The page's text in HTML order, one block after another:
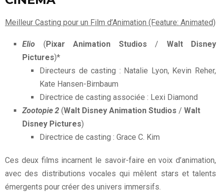
Meilleur Casting pour un Film d’Animation (Feature: Animated)
Elio ( Pixar Animation Studios / Walt Disney
Pictures)*
Directeurs de casting : Natalie Lyon, Kevin Reher,
Kate Hansen-Birnbaum
Directrice de casting associée : Lexi Diamond
Zootopie 2 (Walt Disney Animation Studios / Walt
Disney Pictures)
Directrice de casting : Grace C. Kim
Ces deux films incarnent le savoir-faire en voix d’animation,
avec des distributions vocales qui mêlent stars et talents
émergents pour créer des univers immersifs.